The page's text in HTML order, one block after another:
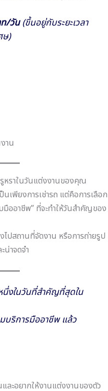
/วัน (ขึ้นอยู่กับระยะเวลา
ษ)
าน
หราในวันแต่งงานของคุณ
นเพียงการเช่ารถ แต่คือการเลือก
มืออาชีพ” ที่จะทำให้วันสำคัญของ
งไปสถานที่จัดงาน หรือการถ่ายรูป
น่าจดจำ
นึ่งในวันที่สำคัญที่สุดใน
บริการมืออาชีพ แล้ว
ะอยากให้งานแต่งงานของตัว